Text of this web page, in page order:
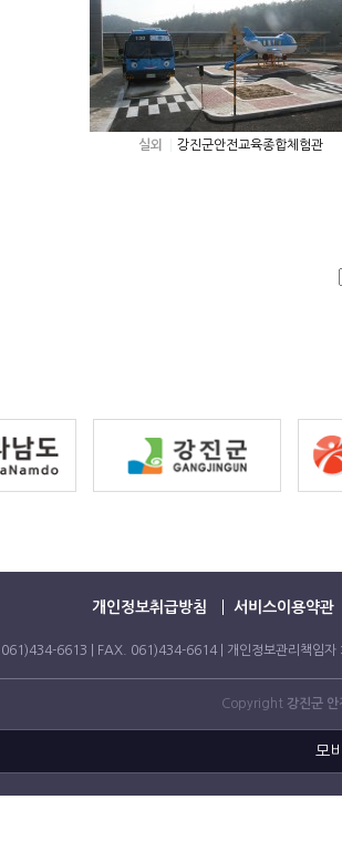
실외 강진군안전교육종합체험관
개인정보취급방침 서비스이용약관
6613 | FAX. 061)434-6614 | 개인정보관리책임자
Copyright 강진군
모